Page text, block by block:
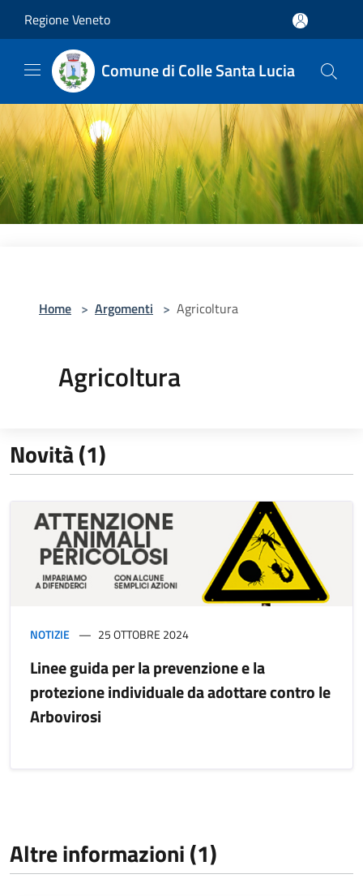
Regione Veneto
Comune di Colle Santa Lucia
Home > Argomenti > Agricoltura
Agricoltura
Novità (1)
NOTIZIE 25 OTTOBRE 2024
Linee guida per la prevenzione e la
protezione individuale da adottare contro le
Arbovirosi
Altre informazioni (1)